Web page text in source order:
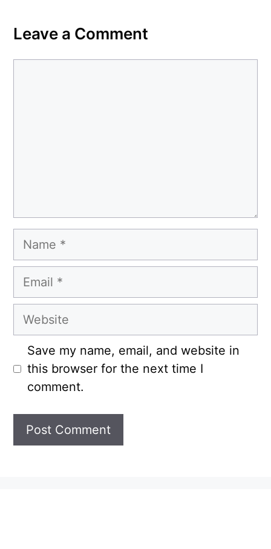
Leave a Comment
Name
Email
Website
Save my name, email, and website in
this browser for the next time I
comment.